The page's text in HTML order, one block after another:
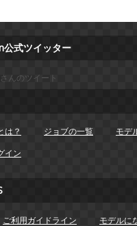
式ツイッター
んのツイート
は？ ジョブの一覧 モデ
イン
ご利用ガイドライン モデルに